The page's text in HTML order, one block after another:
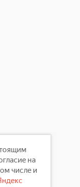
на
числе и